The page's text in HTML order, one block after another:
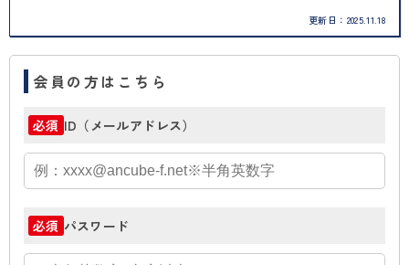
更新日： 2025.11.18
会員の方はこちら
必須 ID（メールアドレス）
必須 パスワード